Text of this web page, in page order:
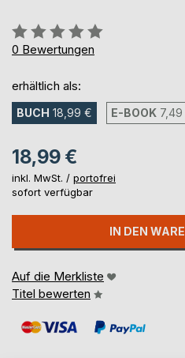
Bewertung::
0%
0 Bewertungen
erhältlich als:
BUCH 18,99 € E-BOOK
18,99 €
inkl. MwSt. / portofrei
sofort verfügbar
IN DEN
Auf die Merkliste
Titel bewerten